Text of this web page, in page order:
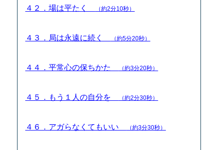
４２．場は平たく （約2分10秒）
４３．局は永遠に続く （約5分20秒）
４４．平常心の保ちかた （約3分20秒）
４５．もう１人の自分を （約2分30秒）
４６．アガらなくてもいい （約3分30秒）